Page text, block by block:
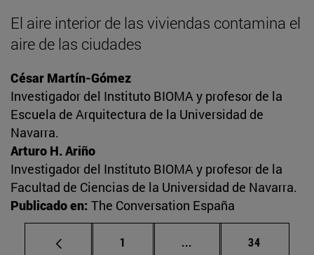
El aire interior de las viviendas contamina el
aire de las ciudades
César Martín-Gómez
Investigador del Instituto BIOMA y profesor de la
Escuela de Arquitectura de la Universidad de
Navarra.
Arturo H. Ariño
Investigador del Instituto BIOMA y profesor de la
Facultad de Ciencias de la Universidad de Navarra.
Publicado en: The Conversation España
Página
1 ... Páginas intermedias
Página
34